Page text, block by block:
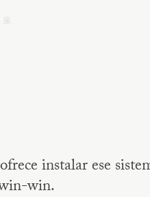
j
instalar ese
win.